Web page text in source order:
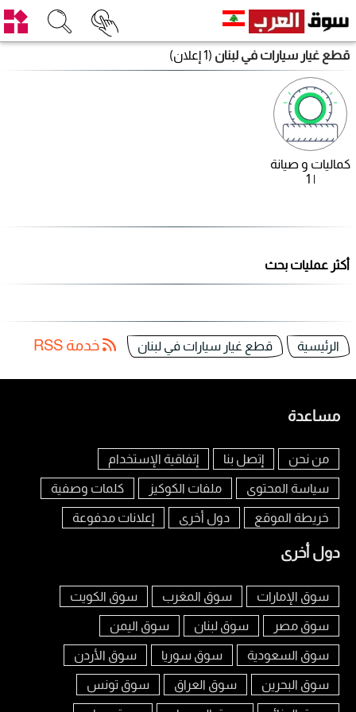
قطع غيار سيارات في لبنان (1 إعلان)
كماليات و صيانة
| 1
أكثر عمليات بحث
الرئيسية قطع غيار سيارات في لبنان خدمة RSS
مساعدة
من نحن إتصل بنا إتفاقية الإستخدام
سياسة المحتوى ملفات الكوكيز كلمات وصفية
خريطة الموقع دول أخرى إعلانات مدفوعة
دول أخرى
سوق الإمارات سوق المغرب سوق الكويت
سوق مصر سوق لبنان سوق اليمن
سوق السعودية سوق سوريا سوق الأردن
سوق البحرين سوق العراق سوق تونس